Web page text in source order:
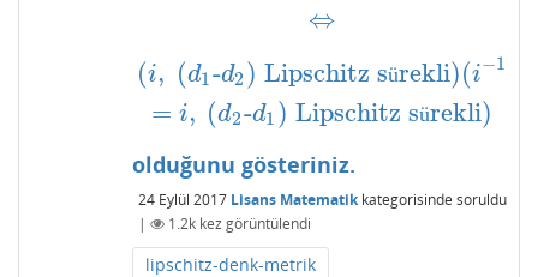
⇔
⇔
(i, (d1-d2 ) Lipschitz sürekli)(i−1
= i, (d2-d1 ) Lipschitz sürekli)
i, (d 1-d2)Lipschitz sürekli)(i−1=i, (d2-d
olduğunu gösteriniz.
24 Eylül 2017 Lisans Matematikkategorisinde soruldu
|
1.2kkez görüntülendi
lipschitz-denk-metrik